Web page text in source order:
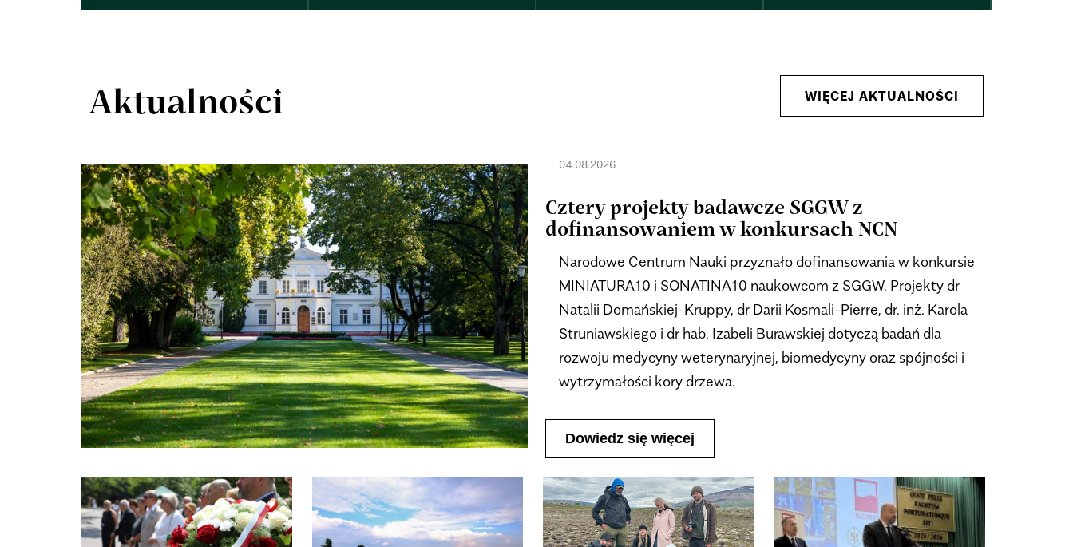
Aktualności WIĘCEJ AKTUALNOŚCI
04.08.2026
Cztery projekty badawcze SGGW z
dofinansowaniem w konkursach NCN
Narodowe Centrum Nauki przyznało dofinansowania w konkursie
MINIATURA10 i SONATINA10 naukowcom z SGGW. Projekty dr
Natalii Domańskiej-Kruppy, dr Darii Kosmali-Pierre, dr. inż. Karola
Struniawskiego i dr hab. Izabeli Burawskiej dotyczą badań dla
rozwoju medycyny weterynaryjnej, biomedycyny oraz spójności i
wytrzymałości kory drzewa.
Dowiedz się więcej